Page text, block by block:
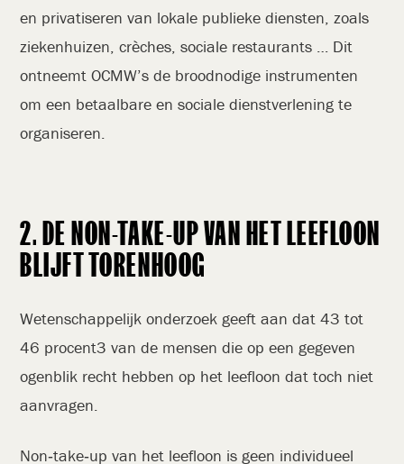
en privatiseren van lokale publieke diensten, zoals
ziekenhuizen, crèches, sociale restaurants … Dit
ontneemt OCMW’s de broodnodige instrumenten
om een betaalbare en sociale dienstverlening te
organiseren.
2. DE NON-TAKE-UP VAN HET LEEFLOON
BLIJFT TORENHOOG
Wetenschappelijk onderzoek geeft aan dat 43 tot
46 procent3 van de mensen die op een gegeven
ogenblik recht hebben op het leefloon dat toch niet
aanvragen.
Non‑take‑up van het leefloon is geen individueel